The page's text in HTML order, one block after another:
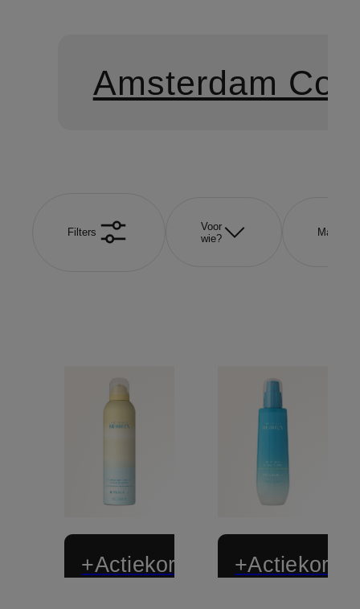
Amsterdam
Filters
Voor
wie?
Maat
+Actiekorting